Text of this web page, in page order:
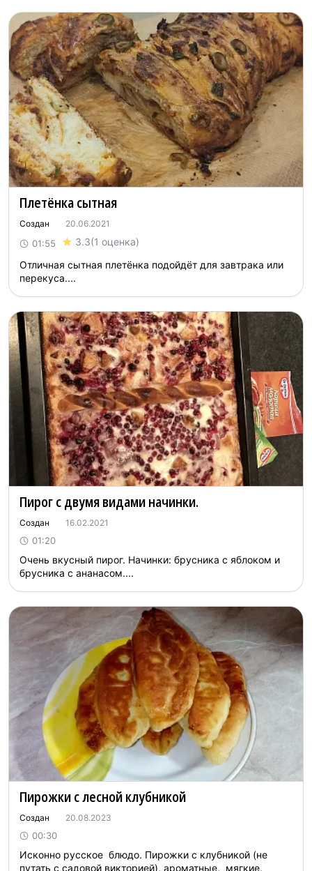
Плетёнка сытная
Создан 20.06.2021
01:55 3.3(1 оценка)
Отличная сытная плетёнка подойдёт для завтрака или
перекуса....
Пирог с двумя видами начинки.
Создан 16.02.2021
01:20
Очень вкусный пирог. Начинки: брусника с яблоком и
брусника с ананасом....
Пирожки с лесной клубникой
Создан 20.08.2023
00:30
Исконно русское блюдо. Пирожки с клубникой (не
путать с садовой викторией), ароматные, мягкие,